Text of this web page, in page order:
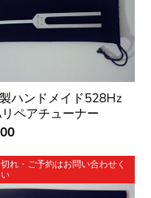
ハンドメイド528Hz
ペアチューナー
れ・ご予約はお問い合わせく